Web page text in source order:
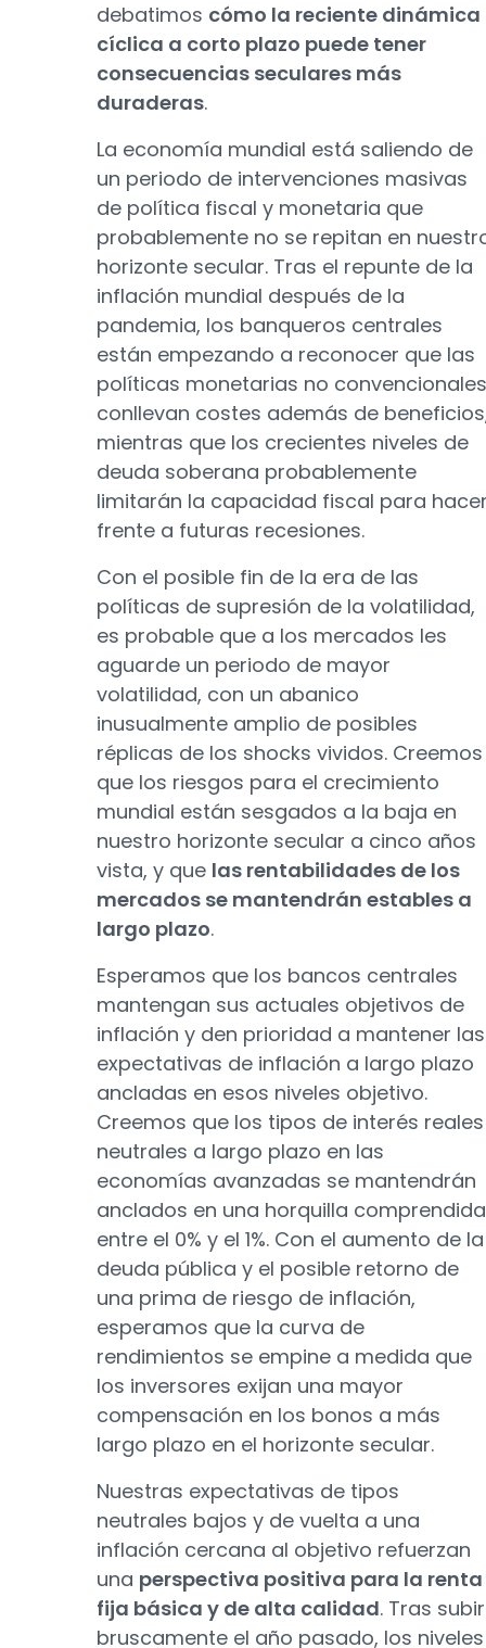
debatimos cómo la reciente dinámica
cíclica a corto plazo puede tener
consecuencias seculares más
duraderas.
La economía mundial está saliendo de
un periodo de intervenciones masivas
de política fiscal y monetaria que
probablemente no se repitan en
horizonte secular. Tras el repunte de la
inflación mundial después de la
pandemia, los banqueros centrales
están empezando a reconocer que las
políticas monetarias no convencionales
conllevan costes además de
mientras que los crecientes niveles de
deuda soberana probablemente
limitarán la capacidad fiscal para
frente a futuras recesiones.
Con el posible fin de la era de las
políticas de supresión de la volatilidad,
es probable que a los mercados les
aguarde un periodo de mayor
volatilidad, con un abanico
inusualmente amplio de posibles
réplicas de los shocks vividos. Creemos
que los riesgos para el crecimiento
mundial están sesgados a la baja en
nuestro horizonte secular a cinco años
vista, y que las rentabilidades de los
mercados se mantendrán estables a
largo plazo.
Esperamos que los bancos centrales
mantengan sus actuales objetivos de
inflación y den prioridad a mantener las
expectativas de inflación a largo plazo
ancladas en esos niveles objetivo.
Creemos que los tipos de interés reales
neutrales a largo plazo en las
economías avanzadas se mantendrán
anclados en una horquilla comprendida
entre el 0% y el 1%. Con el aumento de la
deuda pública y el posible retorno de
una prima de riesgo de inflación,
esperamos que la curva de
rendimientos se empine a medida que
los inversores exijan una mayor
compensación en los bonos a más
largo plazo en el horizonte secular.
Nuestras expectativas de tipos
neutrales bajos y de vuelta a una
inflación cercana al objetivo refuerzan
una perspectiva positiva para la renta
fija básica y de alta calidad. Tras subir
bruscamente el año pasado, los niveles